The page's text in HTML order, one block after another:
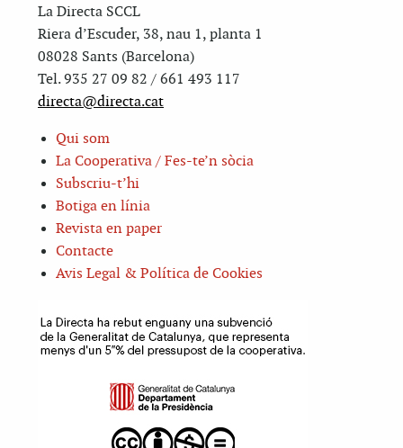
La Directa SCCL
Riera d’Escuder, 38, nau 1, planta 1
08028 Sants (Barcelona)
Tel. 935 27 09 82 / 661 493 117
directa@directa.cat
Qui som
La Cooperativa / Fes-te’n sòcia
Subscriu-t’hi
Botiga en línia
Revista en paper
Contacte
Avis Legal & Política de Cookies